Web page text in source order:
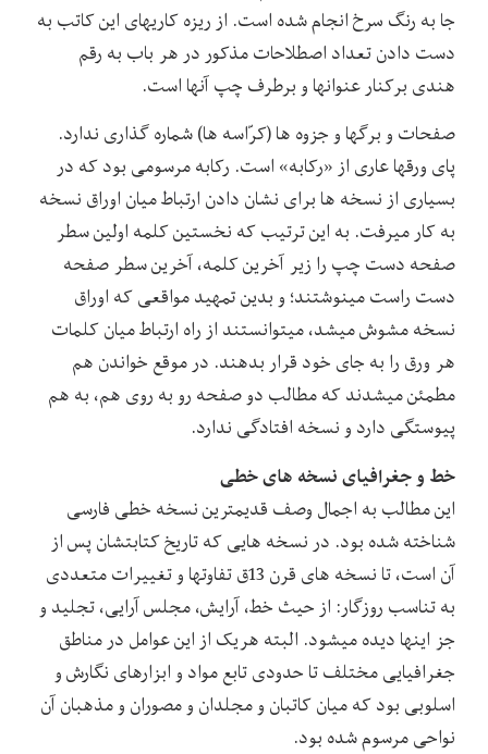
جا به رنگ سرخ انجام شده است. از ریزه کاریهای این کاتب به
دست دادن تعداد اصطلاحات مذکور در هر باب به رقم
هندی برکنار عنوانها و برطرف چپ آنها است.
صفحات و برگها و جزوه ها (کرّاسه ها) شماره گذاری ندارد.
پای ورقها عاری از «رکابه» است. رکابه مرسومی بود که در
بسیاری از نسخه ها برای نشان دادن ارتباط میان اوراق نسخه
به کار میرفت. به این ترتیب که نخستین کلمه اولین سطر
صفحه دست چپ را زیر آخرین کلمه، آخرین سطر صفحه
دست راست مینوشتند؛ و بدین تمهید مواقعی که اوراق
نسخه مشوش میشد، میتوانستند از راه ارتباط میان کلمات
هر ورق را به جای خود قرار بدهند. در موقع خواندن هم
مطمئن میشدند که مطالب دو صفحه رو به روی هم، به هم
پیوستگی دارد و نسخه افتادگی ندارد.
خط و جغرافیای نسخه های خطی
این مطالب به اجمال وصف قدیمترین نسخه خطی فارسی
شناخته شده بود. در نسخه هایی که تاریخ کتابتشان پس از
آن است، تا نسخه های قرن 13ق تفاوتها و تغییرات متعددی
به تناسب روزگار: از حیث خط، آرایش، مجلس آرایی، تجلید و
جز اینها دیده میشود. البته هریک از این عوامل در مناطق
جغرافیایی مختلف تا حدودی تابع مواد و ابزارهای نگارش و
اسلوبی بود که میان کاتبان و مجلدان و مصوران و مذهبان آن
نواحی مرسوم شده بود.